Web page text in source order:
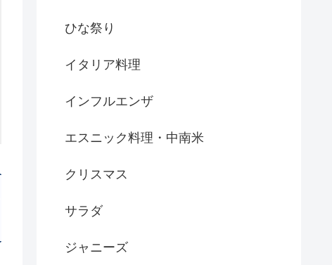
ひな祭り
イタリア料理
インフルエンザ
エスニック料理・中南米
クリスマス
サラダ
ジャニーズ